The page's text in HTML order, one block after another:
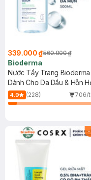
339.000 ₫560.000 ₫
Bioderma
Nước Tẩy Trang Bioderma
Dành Cho Da Dầu & Hỗn
500ml
4.9 (228)
706/
-